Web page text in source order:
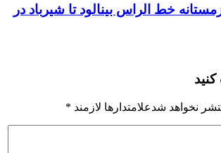
خط الراس بینالود تا شیرباد در
نخواهد شدعلامتدارها لازمند *